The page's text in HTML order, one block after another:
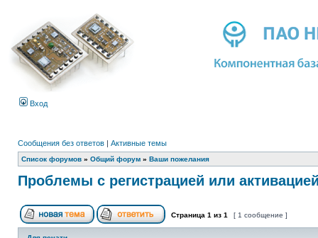
Вход
Сообщения без ответов | Активные темы
Список форумов » Общий форум » Ваши пожелания
Проблемы с регистрацией или
Страница 1 из 1 [ 1 сообщение ]